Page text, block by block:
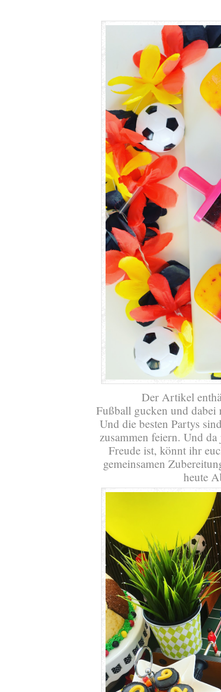
Der Artikel
Fußball gucken und dabei
Und die besten Partys
zusammen feiern. Und
Freude ist, könnt ihr
gemeinsamen
heute